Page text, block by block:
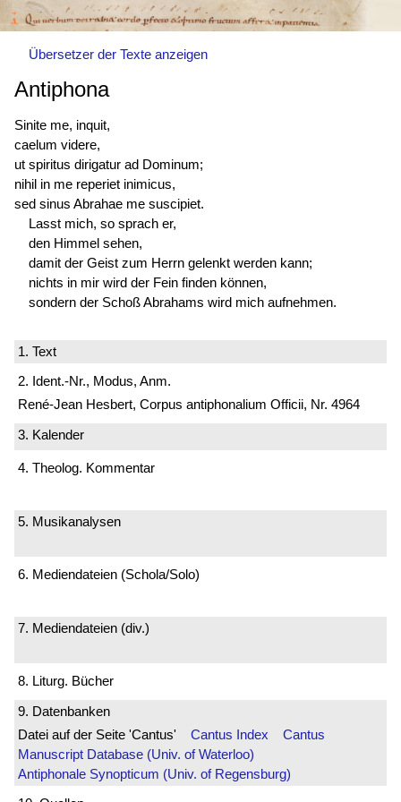
Übersetzer der Texte anzeigen
Antiphona
Sinite me, inquit,
caelum videre,
ut spiritus dirigatur ad Dominum;
nihil in me reperiet inimicus,
sed sinus Abrahae me suscipiet.
Lasst mich, so sprach er,
den Himmel sehen,
damit der Geist zum Herrn gelenkt werden kann;
nichts in mir wird der Fein finden können,
sondern der Schoß Abrahams wird mich aufnehmen.
1. Text
2. Ident.-Nr., Modus, Anm.
René-Jean Hesbert, Corpus antiphonalium Officii, Nr. 4964
3. Kalender
4. Theolog. Kommentar
5. Musikanalysen
6. Mediendateien (Schola/Solo)
7. Mediendateien (div.)
8. Liturg. Bücher
9. Datenbanken
Datei auf der Seite 'Cantus' Cantus Index
Cantus
Manuscript Database (Univ. of Waterloo)
Antiphonale Synopticum (Univ. of Regensburg)